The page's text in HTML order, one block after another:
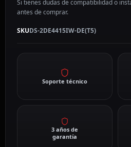
cantidad
Si tienes dudas de compatibilidad o
antes de comprar.
SKUDS-2DE4415IW-DE(T5)
Soporte técnico
3 años de
garantía